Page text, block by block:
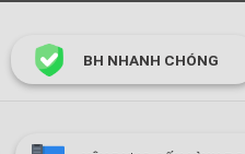
BH NHANH CHÓNG